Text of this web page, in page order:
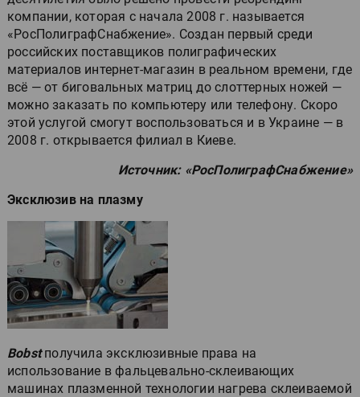
компании, которая с начала 2008 г. называется
«РосПолиграфСнабжение». Создан первый среди
российских поставщиков полиграфических
материалов интернет-магазин в реальном времени, где
всё — от биговальных матриц до слоттерных ножей —
можно заказать по компьютеру или телефону. Скоро
этой услугой смогут воспользоваться и в Украине — в
2008 г. открывается филиал в Киеве.
Источник: «РосПолиграфСнабжение»
Эксклюзив на плазму
Bobstполучила эксклюзивные права на
использование в фальцевально-склеивающих
машинах плазменной технологии нагрева склеиваемой